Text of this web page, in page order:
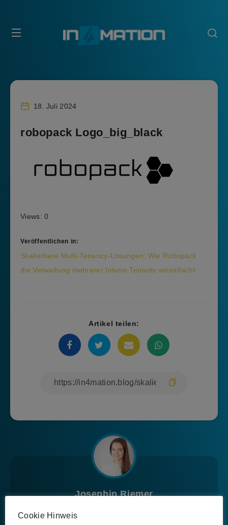
18. Juli 2024
robopack Logo_big_black
Views: 0
Veröffentlichen in:
Beitragsnavigation
Skalierbare Multi-Tenancy-Lösungen: Wie Robopack
die Verwaltung mehrerer Intune-Tenants vereinfacht
Artikel teilen:
Josephin Riemer
Cookie Hinweis